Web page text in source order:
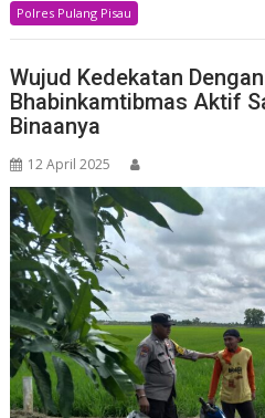
Polres Pulang Pisau
Wujud Kedekatan
Bhabinkamtibmas Aktif
Binaanya
12 April 2025